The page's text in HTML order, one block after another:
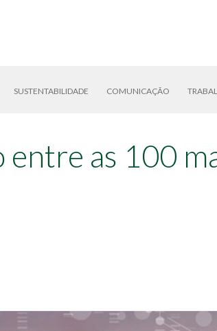
SUSTENTABILIDADE COMUNICAÇÃO
entre as 100